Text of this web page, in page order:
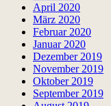
April 2020
März 2020
Februar 2020
Januar 2020
Dezember 2019
November 2019
Oktober 2019
September 2019